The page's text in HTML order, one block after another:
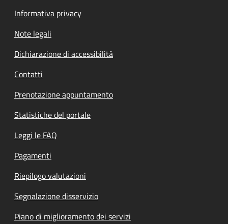
Informativa privacy
Note legali
Dichiarazione di accessibilità
Contatti
Prenotazione appuntamento
Statistiche del portale
Leggi le FAQ
Pagamenti
Riepilogo valutazioni
Segnalazione disservizio
Piano di miglioramento dei servizi